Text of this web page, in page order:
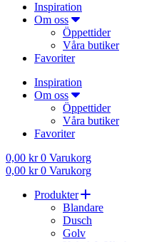
Inspiration
Om oss
Öppettider
Våra butiker
Favoriter
Inspiration
Om oss
Öppettider
Våra butiker
Favoriter
0,00 kr 0 Varukorg
0,00 kr 0 Varukorg
Produkter
Blandare
Dusch
Golv